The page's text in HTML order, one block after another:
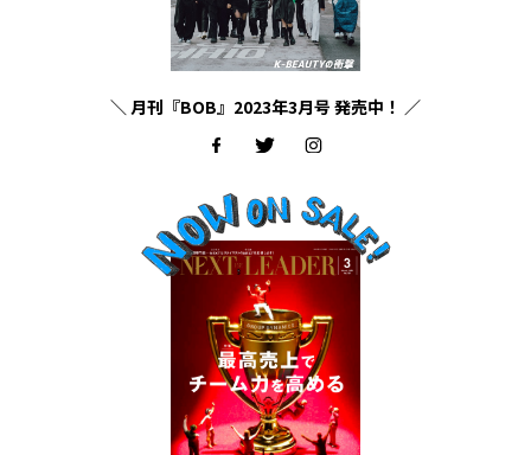
＼ 月刊『BOB』2023年3月号 発売中！ ／